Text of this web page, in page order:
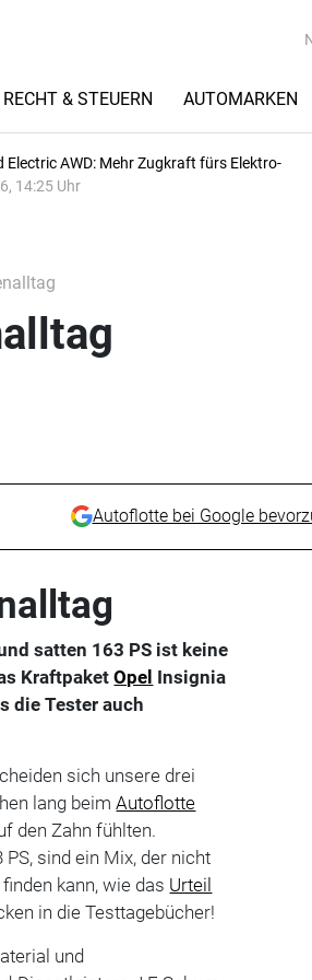
RECHT & STEUERN AUTOMARKEN
Electric AWD: Mehr Zugkraft fürs Elektro-
14:25 Uhr
Autoflotte bei Google
satten 163 PS ist keine
KraftpaketOpel Insignia
die Tester auch
sich unsere drei
lang beimAutoflotte
den Zahn fühlten.
sind ein Mix, der nicht
kann, wie das Urteil
in die Testtagebücher!
und